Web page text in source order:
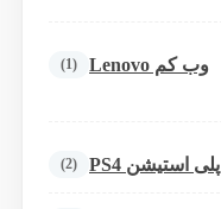
وب کم Lenovo (1)
پلی استیشن PS4 (2)